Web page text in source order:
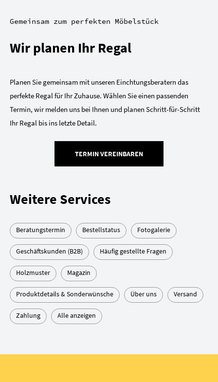
Gemeinsam zum perfekten Möbelstück
Wir planen Ihr Regal
Planen Sie gemeinsam mit unseren Einchtungsberatern das
perfekte Regal für Ihr Zuhause. Wählen Sie einen passenden
Termin, wir melden uns bei Ihnen und planen Schritt-für-Schritt
Ihr Regal bis ins letzte Detail.
TERMIN VEREINBAREN
Weitere Services
Beratungstermin Bestellstatus Fotogalerie
Geschäftskunden (B2B) Häufig gestellte Fragen
Holzmuster Magazin
Produktdetails & Sonderwünsche Über uns Versand
Zahlung Alle anzeigen